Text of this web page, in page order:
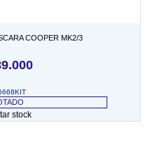
COOPER MK2/3
stock